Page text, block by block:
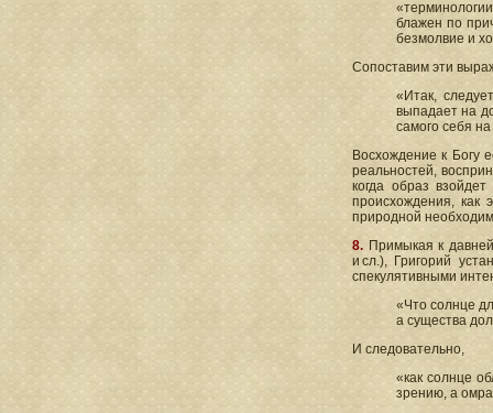
блажен по
безмолвие и
Сопоставим эти
«Итак,
выпадает на
самого себя
Восхождение к Богу
реальностей,
когда образ
происхождения, как
природной
8. Примыкая к
и сл.), Григорий
спекулятивными
«Что солнце
а существа
И следовательно,
«как солнце
зрению, а